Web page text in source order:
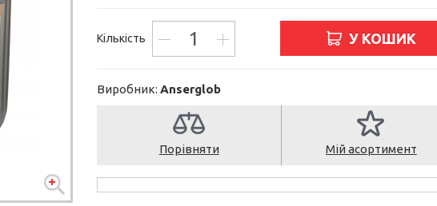
Кількість У КОШИК
Виробник: Anserglob
Порівняти Мій асортимент